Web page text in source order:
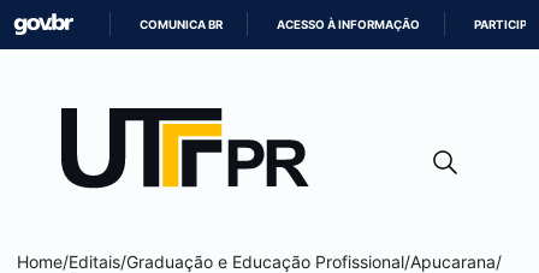
CONTEÚDO
COMUNICA BR ACESSO À INFORMAÇÃO PARTICIPE
Home/Editais/Graduação e Educação Profissional/Apucarana/